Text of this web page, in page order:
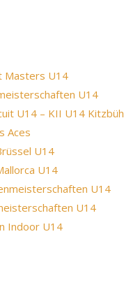
Masters U14
U14
U14 – KII U14
Aces
U14
U14
U14
U14
Indoor U14